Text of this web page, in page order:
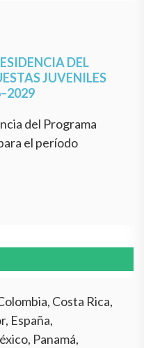
DEL
JUVENILES
del Programa
el período
Costa Rica,
España,
Panamá,